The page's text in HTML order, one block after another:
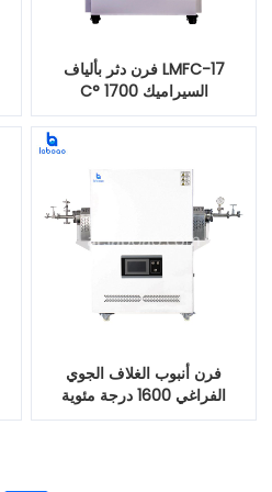
LMFC-17 فرن دثر بألياف
السيراميك 1700 °C
فرن أنبوب الغلاف الجوي
الفراغي 1600 درجة مئوية